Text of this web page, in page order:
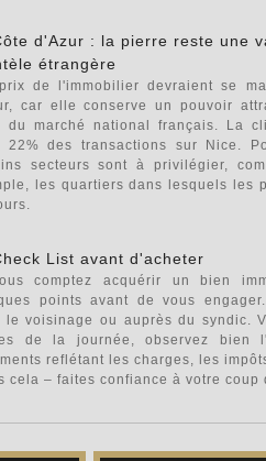
d'Azur : la pierre reste une
étrangère
de l'immobilier devraient se
car elle conserve un pouvoir
du marché national français. La
22% des transactions sur Nice.
secteurs sont à privilégier,
les quartiers dans lesquels les
List avant d'acheter
comptez acquérir un bien
points avant de vous
le voisinage ou auprès du syndic.
de la journée, observez bien
reflétant les charges, les
cela – faites confiance à votre